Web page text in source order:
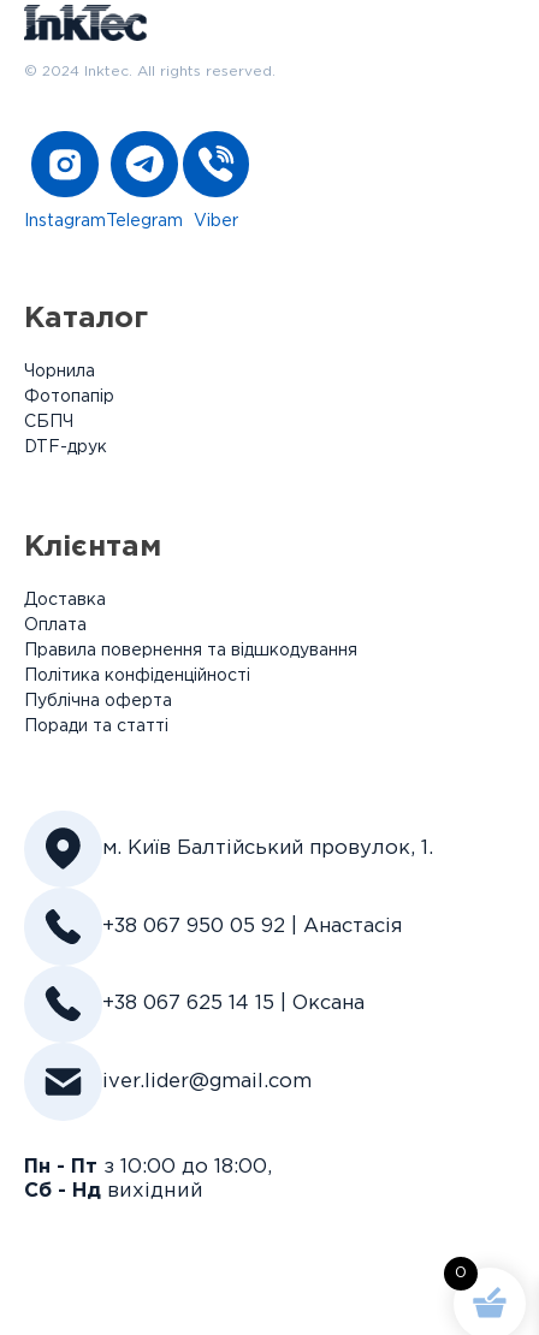
© 2024 Inktec. All rights reserved.
Instagram Telegram Viber
Каталог
Чорнила
Фотопапір
СБПЧ
DTF-друк
Клієнтам
Доставка
Оплата
Правила повернення та відшкодування
Політика конфіденційності
Публічна оферта
Поради та статті
м. Київ Балтійський провулок, 1.
+38 067 950 05 92 | Анастасія
+38 067 625 14 15 | Оксана
iver.lider@gmail.com
Пн - Пт з 10:00 до 18:00,
Сб - Нд вихідний
0